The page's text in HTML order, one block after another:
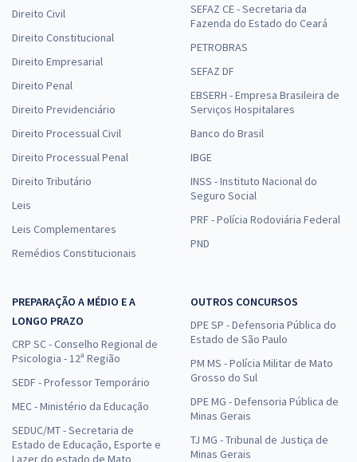
Direito Civil
Direito Constitucional
Direito Empresarial
Direito Penal
Direito Previdenciário
Direito Processual Civil
Direito Processual Penal
Direito Tributário
Leis
Leis Complementares
Remédios Constitucionais
SEFAZ CE - Secretaria da
Fazenda do Estado do Ceará
PETROBRAS
SEFAZ DF
EBSERH - Empresa Brasileira de
Serviços Hospitalares
Banco do Brasil
IBGE
INSS - Instituto Nacional do
Seguro Social
PRF - Polícia Rodoviária Federal
PND
PREPARAÇÃO A MÉDIO E A
LONGO PRAZO
CRP SC - Conselho Regional de
Psicologia - 12ª Região
SEDF - Professor Temporário
MEC - Ministério da Educação
SEDUC/MT - Secretaria de
Estado de Educação, Esporte e
Lazer do estado de Mato
OUTROS CONCURSOS
DPE SP - Defensoria Pública do
Estado de São Paulo
PM MS - Polícia Militar de Mato
Grosso do Sul
DPE MG - Defensoria Pública de
Minas Gerais
TJ MG - Tribunal de Justiça de
Minas Gerais